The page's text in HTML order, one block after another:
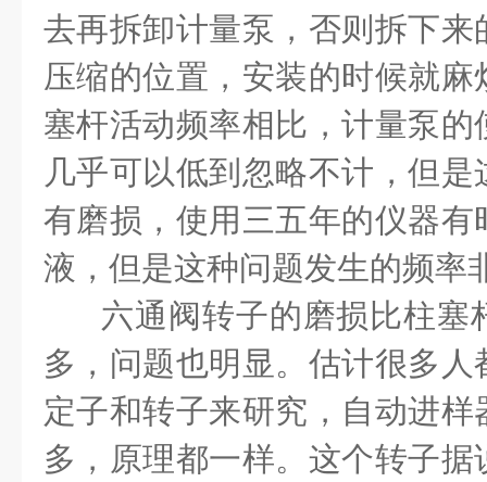
去再拆卸计量泵，否则拆下
压缩的位置，安装的时候就
塞杆活动频率相比，计量泵
几乎可以低到忽略不计，但
有磨损，使用三五年的仪器
液，但是这种问题发生的频率
六通阀转子的磨损比柱塞
多，问题也明显。估计很多
定子和转子来研究，自动进
多，原理都一样。这个转子